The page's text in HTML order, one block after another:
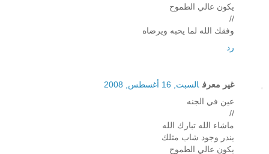
يكون عالي الطموح
//
وفقك الله لما يحبه ويرضاه
رد
غير معرف السبت, 16 أغسطس, 2008
عين في الجنه
//
ماشاء الله تبارك الله
يندر وجود شاب مثلك
يكون عالي الطموح